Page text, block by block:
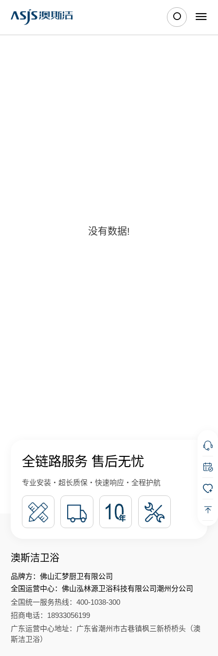
没有数据!
全链路服务 售后无忧
专业安装・超长质保・快速响应・全程护航
澳斯洁卫浴
品牌方：佛山汇梦厨卫有限公司
全国运营中心：佛山泓林源卫浴科技有限公司潮州分公司
全国统一服务热线：400-1038-300
招商电话：18933056199
广东运营中心地址：广东省潮州市古巷镇枫三新桥桥头（澳
斯洁卫浴）